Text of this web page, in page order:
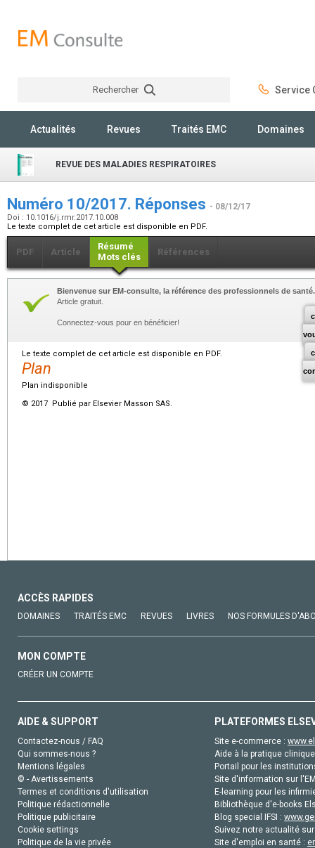
Rechercher Service
Actualités Revues Traités EMC Domaines
REVUE DES MALADIES RESPIRATOIRES
Numéro 10/2017. Réponses - 08/12/17
Doi : 10.1016/j.rmr.2017.10.008
Le texte complet de cet article est disponible en PDF.
PDF Article
Résumé
Mots clés
Références
Bienvenue sur EM-consulte, la référence des professionnels de santé.
Article gratuit.
Connectez-vous pour en bénéficier!
Le texte complet de cet article est disponible en PDF.
Plan
Plan indisponible
© 2017 Publié par Elsevier Masson SAS.
ACCÈS RAPIDES
DOMAINES TRAITÉS EMC REVUES LIVRES NOS FORMULES
MON COMPTE
CRÉER UN COMPTE
AIDE & SUPPORT
Contactez-nous / FAQ
Qui sommes-nous ?
Mentions légales
© - Avertissements
Termes et conditions d'utilisation
Politique rédactionnelle
Politique publicitaire
Cookie settings
Politique de la vie privée
PLATEFORMES
Site e-commerce :
Aide à la pratique
Portail pour les
Site d'information sur
E-learning pour les
Bibliothèque d'e-books
Blog special IFSI :
Suivez notre actualité
Site d'emploi en santé :